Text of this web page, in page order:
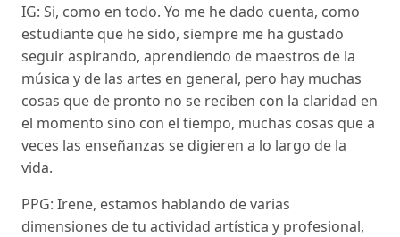
IG: Si, como en todo. Yo me he dado cuenta, como
estudiante que he sido, siempre me ha gustado
seguir aspirando, aprendiendo de maestros de la
música y de las artes en general, pero hay muchas
cosas que de pronto no se reciben con la claridad en
el momento sino con el tiempo, muchas cosas que a
veces las enseñanzas se digieren a lo largo de la
vida.
PPG: Irene, estamos hablando de varias
dimensiones de tu actividad artística y profesional,